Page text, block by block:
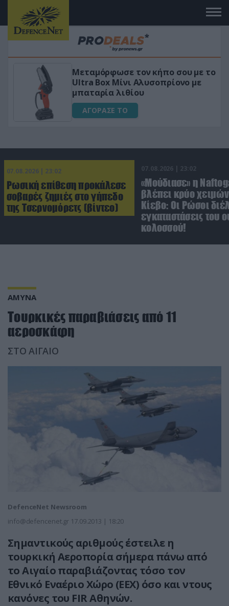
«Μαγική» φόρμουλα τριβόλι + VIP
για αύξηση της λίμπιντο
ΑΓΟΡΑΣΕ ΤΟ
07.08.2026 | 23:02
Ρωσική επίθεση προκάλεσε
σοβαρές ζημιές στο γήπεδο
της Τσερνομόρετς (βίντεο)
07.08.2026 | 23:02
«Μούδιασε» η
βλέπει κρύο
Κίεβο: Οι Ρώσοι
εγκαταστάσεις του
κολοσσού!
ΑΜΥΝΑ
Τουρκικές παραβιάσεις από 11
αεροσκάφη
ΣΤΟ ΑΙΓΑΙΟ
DefenceNet Newsroom
info@defencenet.gr 17.09.2013 | 18:20
Σημαντικούς αριθμούς έστειλε η
τουρκική Αεροπορία σήμερα πάνω από
το Αιγαίο παραβιάζοντας τόσο τον
Εθνικό Εναέριο Χώρο (ΕΕΧ) όσο και ντους
κανόνες του FIR Αθηνών.